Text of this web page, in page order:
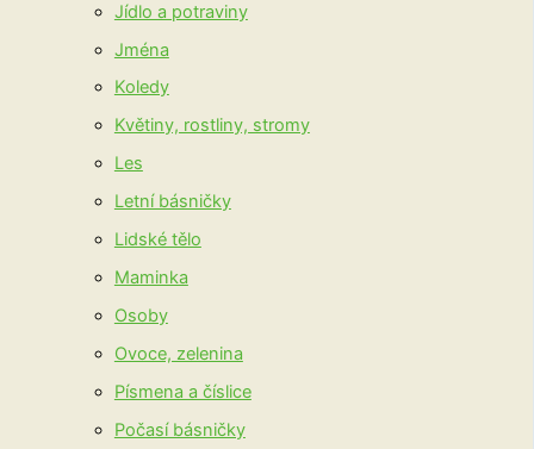
Jídlo a potraviny
Jména
Koledy
Květiny, rostliny, stromy
Les
Letní básničky
Lidské tělo
Maminka
Osoby
Ovoce, zelenina
Písmena a číslice
Počasí básničky